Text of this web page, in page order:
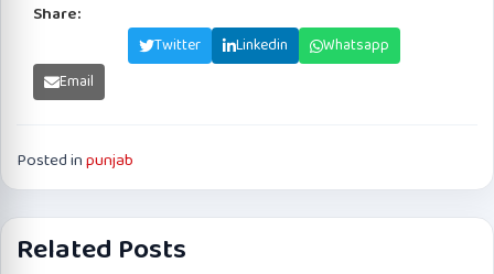
Share:
Twitter Linkedin
Whatsapp
Email
Posted inpunjab
Related Posts